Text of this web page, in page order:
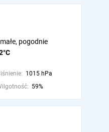
pogodnie
1015 hPa
59%